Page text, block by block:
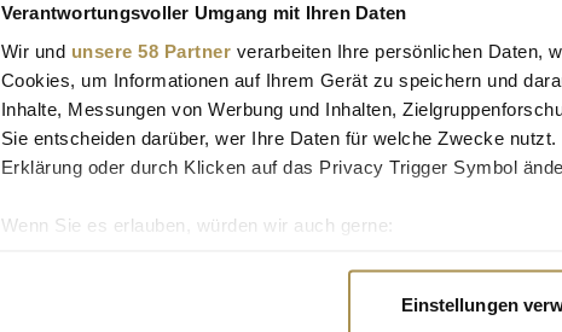
Verantwortungsvoller Umgang mit Ihren Daten
Wir und unsere 58 Partner verarbeiten Ihre persönlichen Daten,
Cookies, um Informationen auf Ihrem Gerät zu speichern und
Inhalte, Messungen von Werbung und Inhalten,
Sie entscheiden darüber, wer Ihre Daten für welche Zwecke
Erklärung oder durch Klicken auf das Privacy Trigger Symbol
Wenn Sie es erlauben, würden wir auch gerne:
Erfahren Sie mehr darüber, wie Ihre persönlichen Daten
Einstellungen